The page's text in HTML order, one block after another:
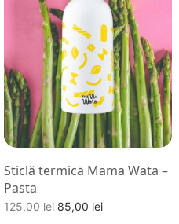
Sticlă termică Mama Wata –
Pasta
125,00lei Prețul
85,00 leiPrețul